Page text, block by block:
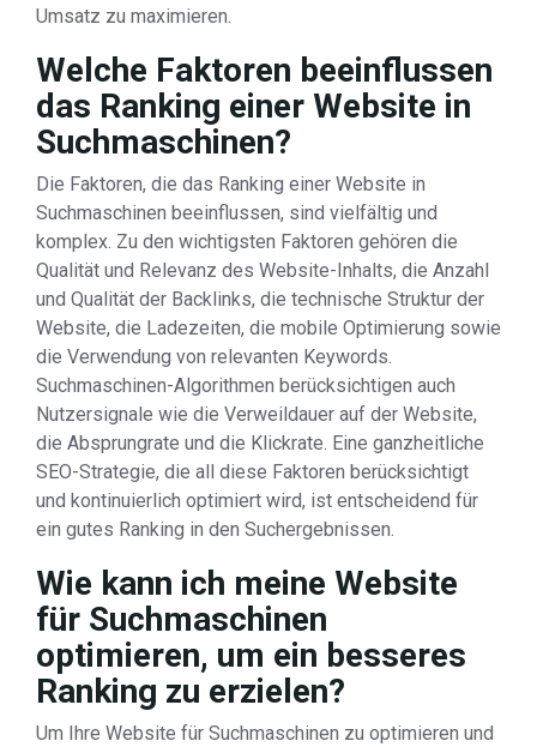
Umsatz zu maximieren.
Welche Faktoren beeinflussen
das Ranking einer Website in
Suchmaschinen?
Die Faktoren, die das Ranking einer Website in
Suchmaschinen beeinflussen, sind vielfältig und
komplex. Zu den wichtigsten Faktoren gehören die
Qualität und Relevanz des Website-Inhalts, die Anzahl
und Qualität der Backlinks, die technische Struktur der
Website, die Ladezeiten, die mobile Optimierung sowie
die Verwendung von relevanten Keywords.
Suchmaschinen-Algorithmen berücksichtigen auch
Nutzersignale wie die Verweildauer auf der Website,
die Absprungrate und die Klickrate. Eine ganzheitliche
SEO-Strategie, die all diese Faktoren berücksichtigt
und kontinuierlich optimiert wird, ist entscheidend für
ein gutes Ranking in den Suchergebnissen.
Wie kann ich meine Website
für Suchmaschinen
optimieren, um ein besseres
Ranking zu erzielen?
Um Ihre Website für Suchmaschinen zu optimieren und